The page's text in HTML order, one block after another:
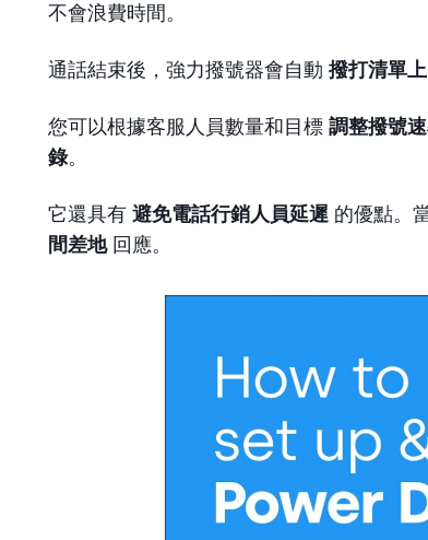
不會浪費時間。
通話結束後，強力撥號器會自動 撥打清單
您可以根據客服人員數量和目標 調整撥號
錄。
它還具有 避免電話行銷人員延遲 的優點。
間差地回應。